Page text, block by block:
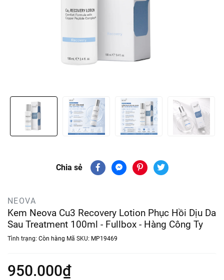
Chia sẻ
NEOVA
Kem Neova Cu3 Recovery Lotion Phục Hồi Dịu Da
Sau Treatment 100ml - Fullbox - Hàng Công Ty
Tình trạng: Còn hàng Mã SKU: MP19469
950.000₫